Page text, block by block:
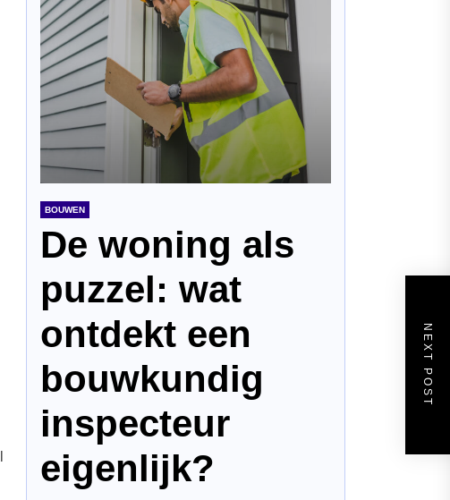
NEXT POST
BOUWEN
De woning als
puzzel: wat
ontdekt een
bouwkundig
inspecteur
eigenlijk?